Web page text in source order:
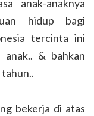
anak-anaknya
hidup bagi
tercinta ini
anak.. & bahkan
bekerja di atas